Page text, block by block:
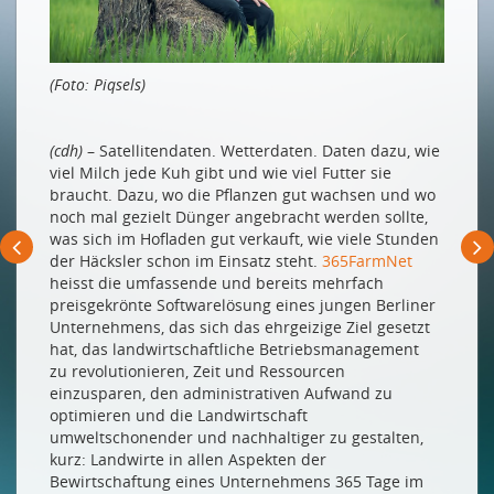
Die Schweiz muss Tempo zulegen
La Suisse doit mettre les bouchées doubles
PRODUKTIONSWIRTSCHAFT 4.0
In der Schweiz heisst es Industrie 2025
Die richtigen Weichen stellen – 5 Übungen für KMU
Schlanker, schneller, besser
Frau Merkel und die fleissige Yumi
Industrie 4.0 im Reich des Drachens
GESUNDHEIT DIGITAL
Industrie 4.0 als Vorbild
SMARTE LANDWIRTSCHAFT
Der Sensor auf dem Feld: Wie die Digitalisierung die
Landwirtschaft verändert
Digitale Landidylle
(Foto: Piqsels)
(cdh) – Satellitendaten. Wetterdaten. Daten dazu, wie
viel Milch jede Kuh gibt und wie viel Futter sie
braucht. Dazu, wo die Pflanzen gut wachsen und wo
noch mal gezielt Dünger angebracht werden sollte,
was sich im Hofladen gut verkauft, wie viele Stunden
der Häcksler schon im Einsatz steht. 365FarmNet
heisst die umfassende und bereits mehrfach
preisgekrönte Softwarelösung eines jungen Berliner
Unternehmens, das sich das ehrgeizige Ziel gesetzt
hat, das landwirtschaftliche Betriebsmanagement
zu revolutionieren, Zeit und Ressourcen
einzusparen, den administrativen Aufwand zu
optimieren und die Landwirtschaft
umweltschonender und nachhaltiger zu gestalten,
kurz: Landwirte in allen Aspekten der
Bewirtschaftung eines Unternehmens 365 Tage im